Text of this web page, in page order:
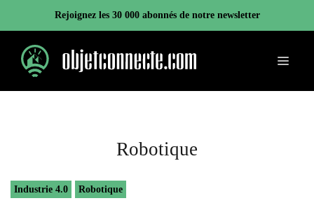
contenu
Rejoignez les 30 000 abonnés de notre newsletter
Menu
Robotique
Industrie 4.0 Robotique